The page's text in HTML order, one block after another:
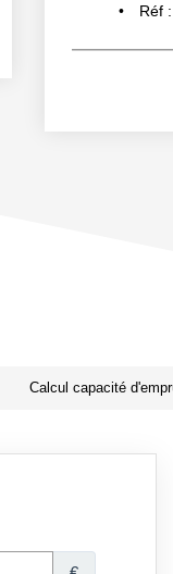
Réf
Calcul capacité